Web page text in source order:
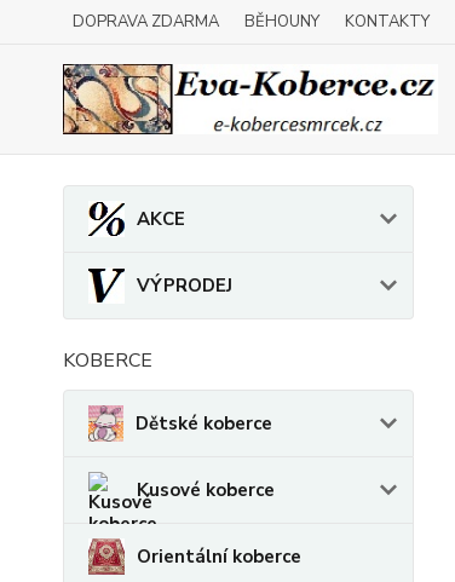
DOPRAVA ZDARMA BĚHOUNY KONTAKTY
AKCE
VÝPRODEJ
KOBERCE
Dětské koberce
Kusové koberce
Orientální koberce